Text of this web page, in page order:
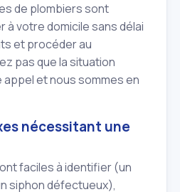
de plombiers sont
à votre domicile sans délai
et procéder au
pas que la situation
appel et nous sommes en
nécessitant une
faciles à identifier (un
siphon défectueux),